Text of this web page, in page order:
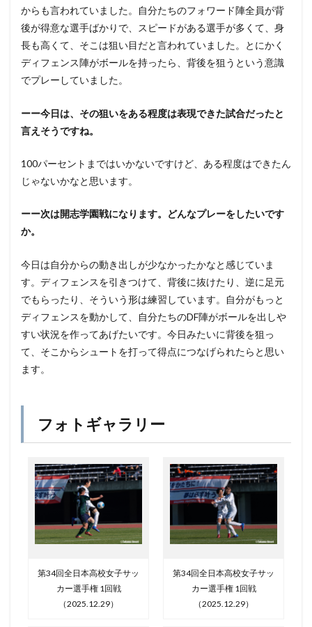
からも言われていました。自分たちのフォワード陣全員が背
後が得意な選手ばかりで、スピードがある選手が多くて、身
長も高くて、そこは狙い目だと言われていました。とにかく
ディフェンス陣がボールを持ったら、背後を狙うという意識
でプレーしていました。
ーー今日は、その狙いをある程度は表現できた試合だったと
言えそうですね。
100パーセントまではいかないですけど、ある程度はできたん
じゃないかなと思います。
ーー次は開志学園戦になります。どんなプレーをしたいです
か。
今日は自分からの動き出しが少なかったかなと感じていま
す。ディフェンスを引きつけて、背後に抜けたり、逆に足元
でもらったり、そういう形は練習しています。自分がもっと
ディフェンスを動かして、自分たちのDF陣がボールを出しや
すい状況を作ってあげたいです。今日みたいに背後を狙っ
て、そこからシュートを打って得点につなげられたらと思い
ます。
フォトギャラリー
第34回全日本高校女子サッ
カー選手権 1回戦
（2025.12.29）
第34回全日本高校女子サッ
カー選手権 1回戦
（2025.12.29）